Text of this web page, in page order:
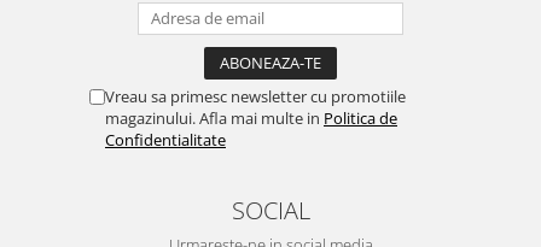
Vreau sa primesc newsletter cu promotiile
magazinului. Afla mai multe in Politica de
Confidentialitate
SOCIAL